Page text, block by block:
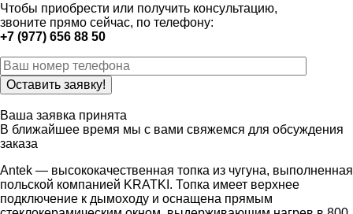
Чтобы приобрести или получить консультацию,
звоните прямо сейчас, по телефону:
+7 (977) 656 88 50
Ваша заявка принята
В ближайшее время мы с вами свяжемся для обсуждения
заказа
Antek — высококачественная топка из чугуна, выполненная
польской компанией KRATKI. Топка имеет верхнее
подключение к дымоходу и оснащена прямым